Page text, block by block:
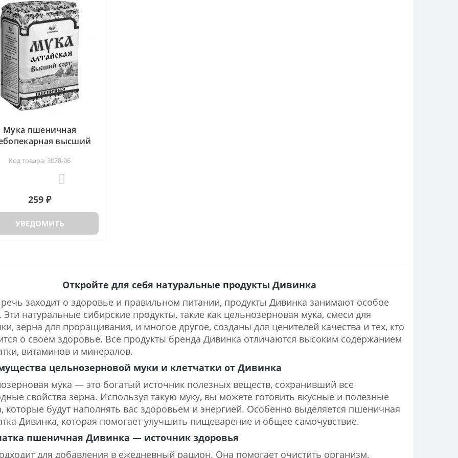
Мука пшеничная
высший
Код товара: 3078-06
259 ₽
УВЕДОМИТЬ
Откройте для себя натуральные продукты Дивинка
заходит о здоровье и правильном питании, продукты Дивинка занимают особое
Эти натуральные сибирские продукты, такие как цельнозерновая мука, смеси для
зерна для проращивания, и многое другое, созданы для ценителей качества и тех, кто
о своем здоровье. Все продукты бренда Дивинка отличаются высоким содержанием
витаминов и минералов.
цельнозерновой муки и клетчатки от Дивинка
мука — это богатый источник полезных веществ, сохранивший все
свойства зерна. Используя такую муку, вы можете готовить вкусные и полезные
которые будут наполнять вас здоровьем и энергией. Особенно выделяется пшеничная
Дивинка, которая помогает улучшить пищеварение и общее самочувствие.
пшеничная Дивинка — источник здоровья
для добавления в ежедневный рацион. Она помогает очистить организм,